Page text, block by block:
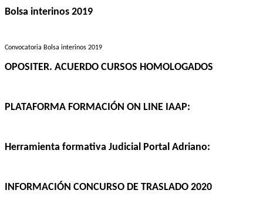
Bolsa interinos 2019
Convocatoria Bolsa interinos 2019
OPOSITER. ACUERDO CURSOS HOMOLOGADOS
PLATAFORMA FORMACIÓN ON LINE IAAP:
Herramienta formativa Judicial Portal Adriano:
INFORMACIÓN CONCURSO DE TRASLADO 2020